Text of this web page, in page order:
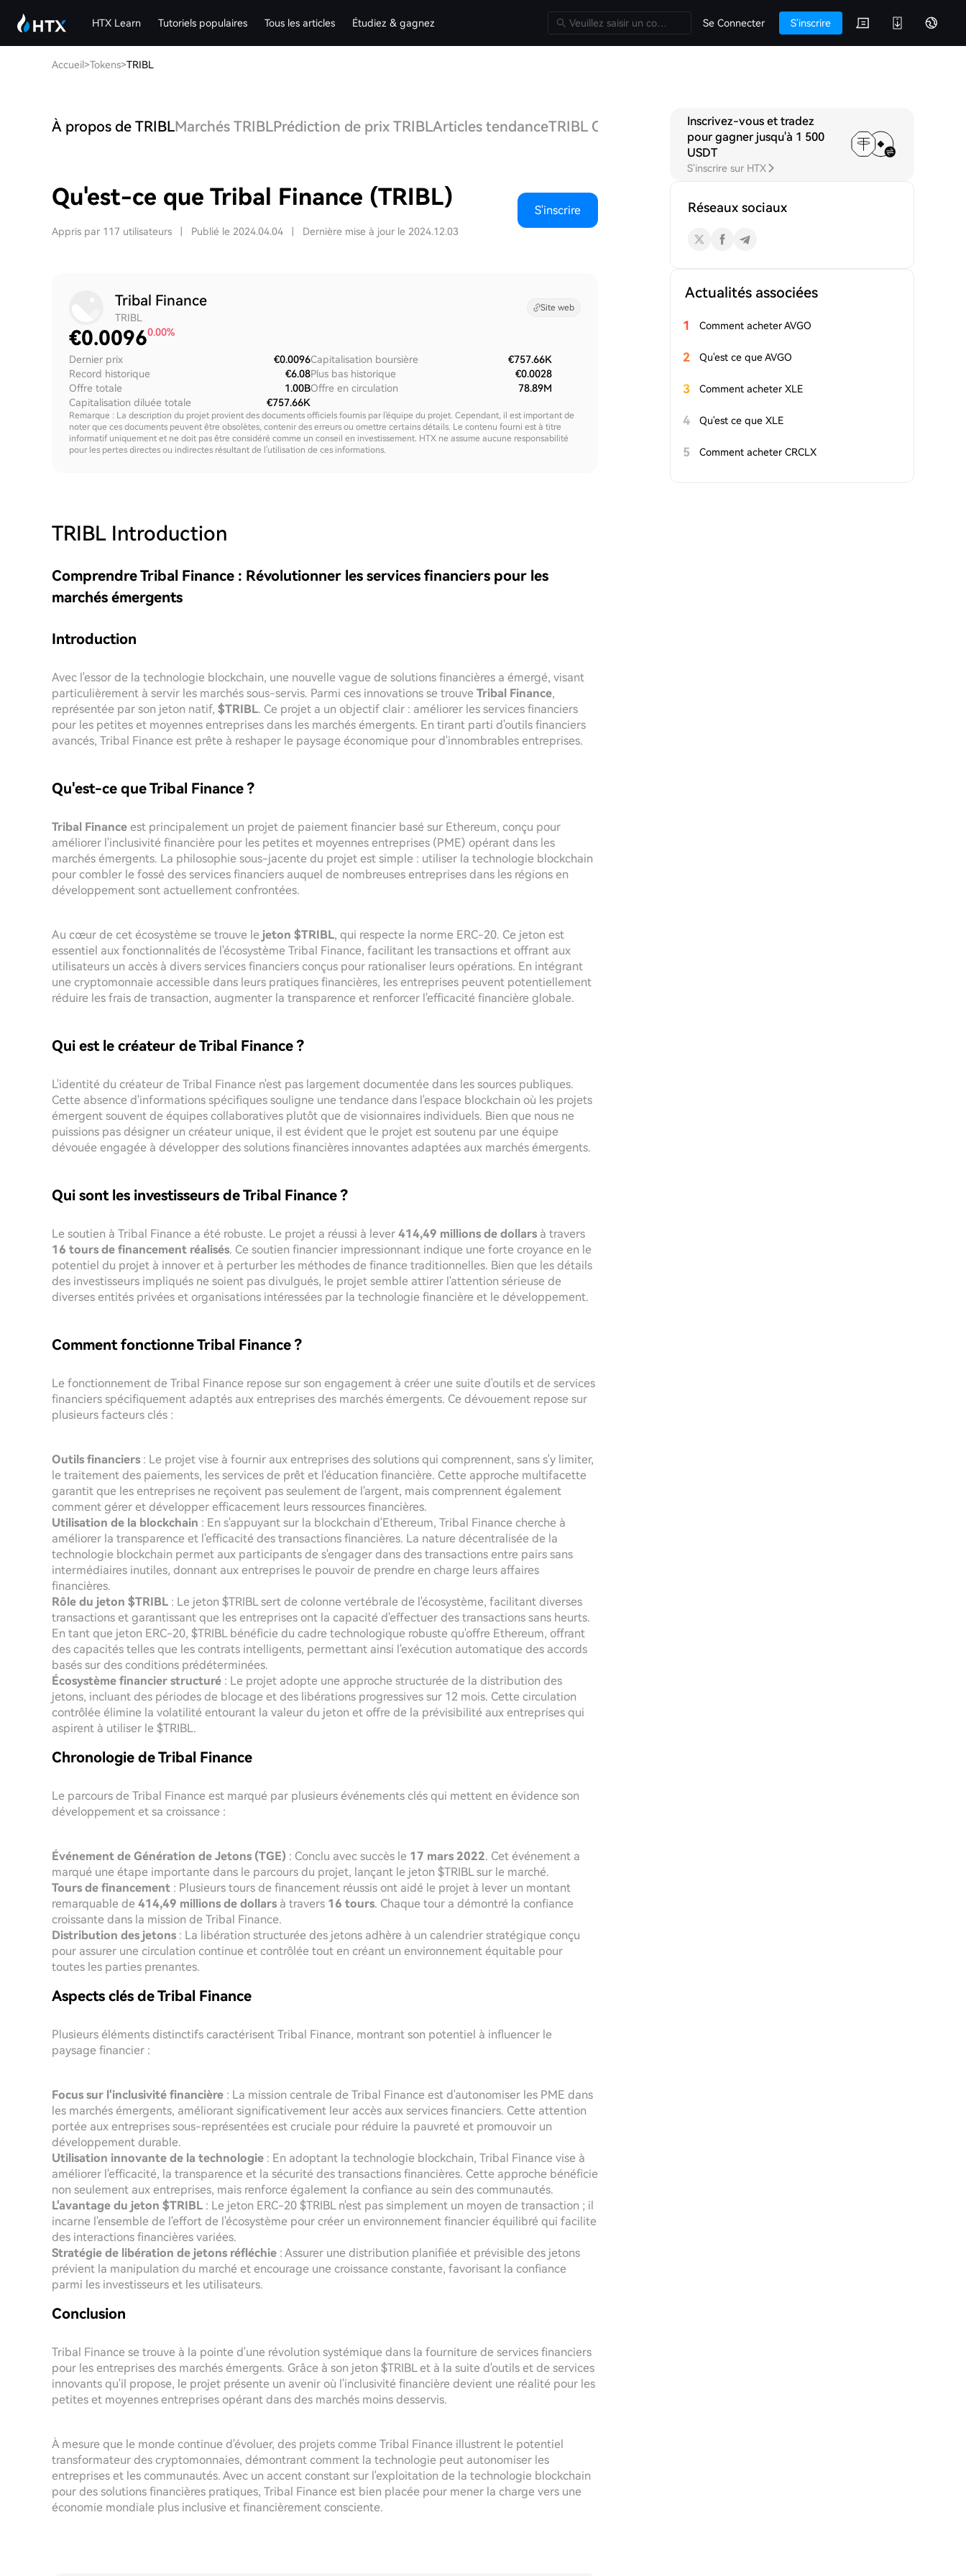
HTX Learn Tutoriels populaires Tous les articles Étudiez & gagnez Se Connecter S'inscrire
Accueil>Tokens>TRIBL
À propos de TRIBLMarchés TRIBLPrédiction de prix TRIBLArticles tendanceTRIBL Q&A Discussions
Qu'est-ce que Tribal Finance (TRIBL)
Appris par 117 utilisateurs Publié le 2024.04.04 Dernière mise à jour le 2024.12.03
S'inscrire
Tribal Finance
TRIBL
Site web
€0.00960.00%
Dernier prix
€0.0096
Record historique
€6.08
Offre totale
1.00B
Capitalisation diluée totale
€757.66K
Capitalisation boursière
€757.66K
Plus bas historique
€0.0028
Offre en circulation
78.89M
Remarque : La description du projet provient des documents officiels fournis par l'équipe du projet. Cependant, il est important de
noter que ces documents peuvent être obsolètes, contenir des erreurs ou omettre certains détails. Le contenu fourni est à titre
informatif uniquement et ne doit pas être considéré comme un conseil en investissement. HTX ne assume aucune responsabilité
pour les pertes directes ou indirectes résultant de l'utilisation de ces informations.
TRIBL Introduction
Comprendre Tribal Finance : Révolutionner les services financiers pour les
marchés émergents
Introduction
Avec l'essor de la technologie blockchain, une nouvelle vague de solutions financières a émergé, visant
particulièrement à servir les marchés sous-servis. Parmi ces innovations se trouve Tribal Finance,
représentée par son jeton natif, $TRIBL. Ce projet a un objectif clair : améliorer les services financiers
pour les petites et moyennes entreprises dans les marchés émergents. En tirant parti d'outils financiers
avancés, Tribal Finance est prête à reshaper le paysage économique pour d'innombrables entreprises.
Qu'est-ce que Tribal Finance ?
Tribal Finance est principalement un projet de paiement financier basé sur Ethereum, conçu pour
améliorer l'inclusivité financière pour les petites et moyennes entreprises (PME) opérant dans les
marchés émergents. La philosophie sous-jacente du projet est simple : utiliser la technologie blockchain
pour combler le fossé des services financiers auquel de nombreuses entreprises dans les régions en
développement sont actuellement confrontées.
Au cœur de cet écosystème se trouve le jeton $TRIBL, qui respecte la norme ERC-20. Ce jeton est
essentiel aux fonctionnalités de l'écosystème Tribal Finance, facilitant les transactions et offrant aux
utilisateurs un accès à divers services financiers conçus pour rationaliser leurs opérations. En intégrant
une cryptomonnaie accessible dans leurs pratiques financières, les entreprises peuvent potentiellement
réduire les frais de transaction, augmenter la transparence et renforcer l'efficacité financière globale.
Qui est le créateur de Tribal Finance ?
L'identité du créateur de Tribal Finance n'est pas largement documentée dans les sources publiques.
Cette absence d'informations spécifiques souligne une tendance dans l'espace blockchain où les projets
émergent souvent de équipes collaboratives plutôt que de visionnaires individuels. Bien que nous ne
puissions pas désigner un créateur unique, il est évident que le projet est soutenu par une équipe
dévouée engagée à développer des solutions financières innovantes adaptées aux marchés émergents.
Qui sont les investisseurs de Tribal Finance ?
Le soutien à Tribal Finance a été robuste. Le projet a réussi à lever 414,49 millions de dollars à travers
16 tours de financement réalisés. Ce soutien financier impressionnant indique une forte croyance en le
potentiel du projet à innover et à perturber les méthodes de finance traditionnelles. Bien que les détails
des investisseurs impliqués ne soient pas divulgués, le projet semble attirer l'attention sérieuse de
diverses entités privées et organisations intéressées par la technologie financière et le développement.
Comment fonctionne Tribal Finance ?
Le fonctionnement de Tribal Finance repose sur son engagement à créer une suite d'outils et de services
financiers spécifiquement adaptés aux entreprises des marchés émergents. Ce dévouement repose sur
plusieurs facteurs clés :
Outils financiers : Le projet vise à fournir aux entreprises des solutions qui comprennent, sans s'y limiter,
le traitement des paiements, les services de prêt et l'éducation financière. Cette approche multifacette
garantit que les entreprises ne reçoivent pas seulement de l'argent, mais comprennent également
comment gérer et développer efficacement leurs ressources financières.
Utilisation de la blockchain : En s'appuyant sur la blockchain d'Ethereum, Tribal Finance cherche à
améliorer la transparence et l'efficacité des transactions financières. La nature décentralisée de la
technologie blockchain permet aux participants de s'engager dans des transactions entre pairs sans
intermédiaires inutiles, donnant aux entreprises le pouvoir de prendre en charge leurs affaires
financières.
Rôle du jeton $TRIBL : Le jeton $TRIBL sert de colonne vertébrale de l'écosystème, facilitant diverses
transactions et garantissant que les entreprises ont la capacité d'effectuer des transactions sans heurts.
En tant que jeton ERC-20, $TRIBL bénéficie du cadre technologique robuste qu'offre Ethereum, offrant
des capacités telles que les contrats intelligents, permettant ainsi l'exécution automatique des accords
basés sur des conditions prédéterminées.
Écosystème financier structuré : Le projet adopte une approche structurée de la distribution des
jetons, incluant des périodes de blocage et des libérations progressives sur 12 mois. Cette circulation
contrôlée élimine la volatilité entourant la valeur du jeton et offre de la prévisibilité aux entreprises qui
aspirent à utiliser le $TRIBL.
Chronologie de Tribal Finance
Le parcours de Tribal Finance est marqué par plusieurs événements clés qui mettent en évidence son
développement et sa croissance :
Événement de Génération de Jetons (TGE) : Conclu avec succès le 17 mars 2022. Cet événement a
marqué une étape importante dans le parcours du projet, lançant le jeton $TRIBL sur le marché.
Tours de financement : Plusieurs tours de financement réussis ont aidé le projet à lever un montant
remarquable de 414,49 millions de dollars à travers 16 tours. Chaque tour a démontré la confiance
croissante dans la mission de Tribal Finance.
Distribution des jetons : La libération structurée des jetons adhère à un calendrier stratégique conçu
pour assurer une circulation continue et contrôlée tout en créant un environnement équitable pour
toutes les parties prenantes.
Aspects clés de Tribal Finance
Plusieurs éléments distinctifs caractérisent Tribal Finance, montrant son potentiel à influencer le
paysage financier :
Focus sur l'inclusivité financière : La mission centrale de Tribal Finance est d'autonomiser les PME dans
les marchés émergents, améliorant significativement leur accès aux services financiers. Cette attention
portée aux entreprises sous-représentées est cruciale pour réduire la pauvreté et promouvoir un
développement durable.
Utilisation innovante de la technologie : En adoptant la technologie blockchain, Tribal Finance vise à
améliorer l'efficacité, la transparence et la sécurité des transactions financières. Cette approche bénéficie
non seulement aux entreprises, mais renforce également la confiance au sein des communautés.
L'avantage du jeton $TRIBL : Le jeton ERC-20 $TRIBL n'est pas simplement un moyen de transaction ; il
incarne l'ensemble de l'effort de l'écosystème pour créer un environnement financier équilibré qui facilite
des interactions financières variées.
Stratégie de libération de jetons réfléchie : Assurer une distribution planifiée et prévisible des jetons
prévient la manipulation du marché et encourage une croissance constante, favorisant la confiance
parmi les investisseurs et les utilisateurs.
Conclusion
Tribal Finance se trouve à la pointe d'une révolution systémique dans la fourniture de services financiers
pour les entreprises des marchés émergents. Grâce à son jeton $TRIBL et à la suite d'outils et de services
innovants qu'il propose, le projet présente un avenir où l'inclusivité financière devient une réalité pour les
petites et moyennes entreprises opérant dans des marchés moins desservis.
À mesure que le monde continue d'évoluer, des projets comme Tribal Finance illustrent le potentiel
transformateur des cryptomonnaies, démontrant comment la technologie peut autonomiser les
entreprises et les communautés. Avec un accent constant sur l'exploitation de la technologie blockchain
pour des solutions financières pratiques, Tribal Finance est bien placée pour mener la charge vers une
économie mondiale plus inclusive et financièrement consciente.
Inscrivez-vous et tradez
pour gagner jusqu'à 1 500
USDT
S'inscrire sur HTX
Réseaux sociaux
Actualités associées
1 Comment acheter AVGO
2 Qu'est ce que AVGO
3 Comment acheter XLE
4 Qu'est ce que XLE
5 Comment acheter CRCLX